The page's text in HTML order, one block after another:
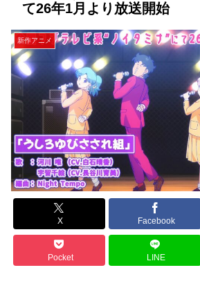
て26年1月より放送開始
新作アニメ
X Facebook
Pocket LINE